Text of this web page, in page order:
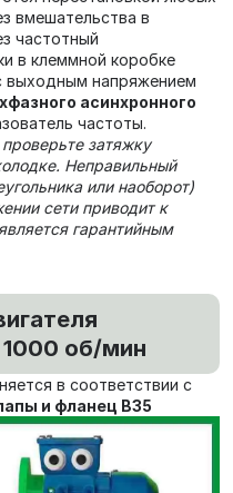
вмешательства в
частотный
в клеммной коробке
выходным напряжением
асинхронного
частоты.
затяжку
Неправильный
или наоборот)
сети приводит к
гарантийным
об/мин
в соответствии с
и фланец В35